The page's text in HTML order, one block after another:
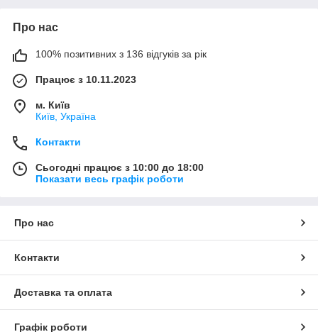
Про нас
100% позитивних з 136 відгуків за рік
Працює з 10.11.2023
м. Київ
Київ, Україна
Контакти
Сьогодні працює з 10:00 до 18:00
Показати весь графік роботи
Про нас
Контакти
Доставка та оплата
Графік роботи